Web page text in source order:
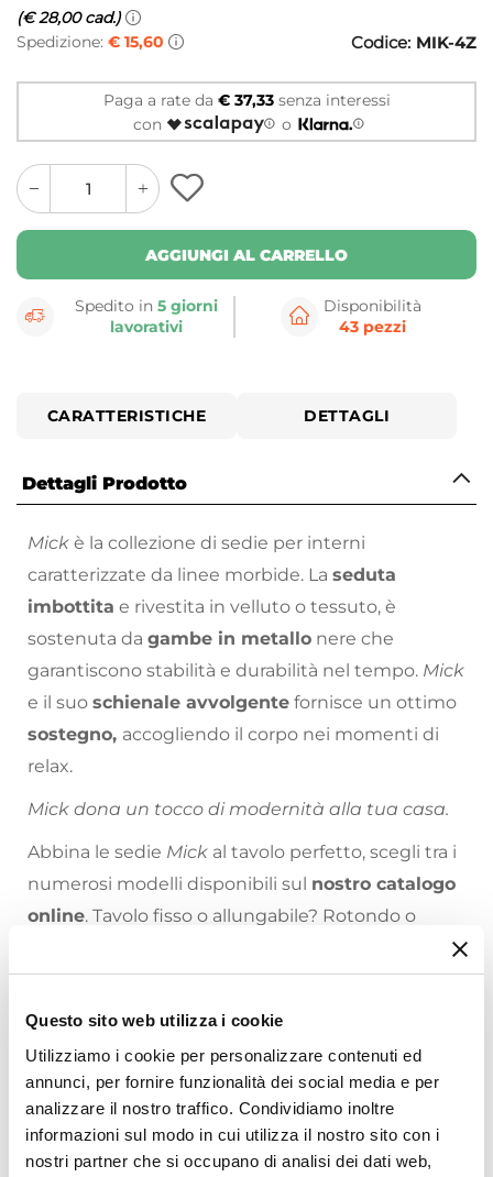
Questo sito web utilizza i cookie
Utilizziamo i cookie per personalizzare contenuti ed
annunci, per fornire funzionalità dei social media e per
analizzare il nostro traffico. Condividiamo inoltre
informazioni sul modo in cui utilizza il nostro sito con i
nostri partner che si occupano di analisi dei dati web,
(€ 28,00 cad.)
Spedizione: € 15,60 Codice: MIK-4Z
Paga a rate da € 37,33senza interessi
con
o
quantity
button
quantity
minus
button
AGGIUNGI AL CARRELLO
Spedito in5 giorni
lavorativi
Disponibilità
43 pezzi
CARATTERISTICHE DETTAGLI
Dettagli Prodotto
Mick è la collezione di sedie per interni
caratterizzate da linee morbide. La seduta
imbottita e rivestita in velluto o tessuto, è
sostenuta da gambe in metallo nere che
garantiscono stabilità e durabilità nel tempo. Mick
e il suo schienale avvolgente fornisce un ottimo
sostegno, accogliendo il corpo nei momenti di
relax.
Mick dona un tocco di modernità alla tua casa.
Abbina le sedie Mick al tavolo perfetto, scegli tra i
numerosi modelli disponibili sul nostro catalogo
online. Tavolo fisso o allungabile? Rotondo o
Quadrato? Finitura opaca o lucida? Ce n’è per tutti
i gusti!
Caratteristiche
Tipologia
Set di sedie
Serie
Mick